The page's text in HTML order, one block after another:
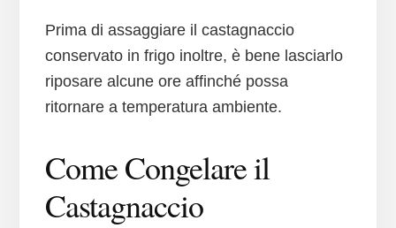
Prima di assaggiare il castagnaccio
conservato in frigo inoltre, è bene lasciarlo
riposare alcune ore affinché possa
ritornare a temperatura ambiente.
Come Congelare il
Castagnaccio